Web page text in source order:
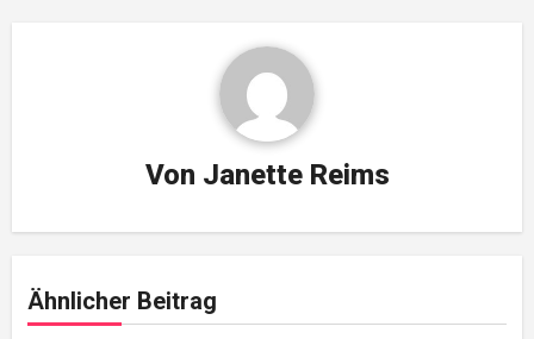
Von Janette Reims
Ähnlicher Beitrag